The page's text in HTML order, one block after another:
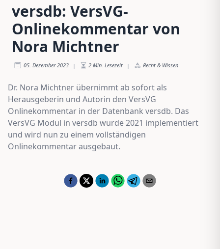
versdb: VersVG-
Onlinekommentar von
Nora Michtner
05. Dezember 2023 | 2 Min. Lesezeit | Recht & Wissen
Dr. Nora Michtner übernimmt ab sofort als
Herausgeberin und Autorin den VersVG
Onlinekommentar in der Datenbank versdb. Das
VersVG Modul in versdb wurde 2021 implementiert
und wird nun zu einem vollständigen
Onlinekommentar ausgebaut.